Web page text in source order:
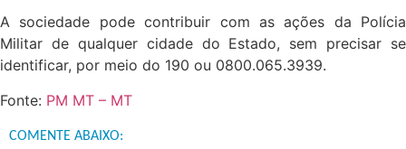
A sociedade pode contribuir com as ações da Polícia
Militar de qualquer cidade do Estado, sem precisar se
identificar, por meio do 190 ou 0800.065.3939.
Fonte: PM MT – MT
COMENTE ABAIXO: